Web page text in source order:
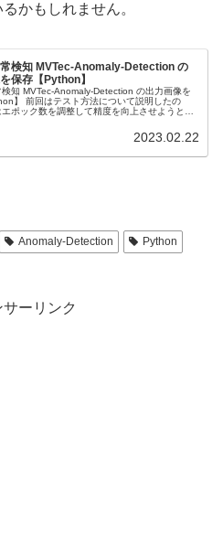
かもしれません。
検知 MVTec-Anomaly-Detection の
保存【Python】
知 MVTec-Anomaly-Detection の出力画像を
】 前回はテスト方法について説明したの
ポック数を調整して精度を向上させようと思
2023.02.22
Anomaly-Detection
Python
サーリンク